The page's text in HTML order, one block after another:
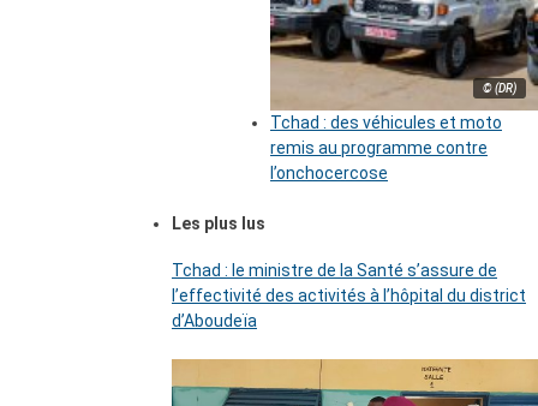
© (DR)
Tchad : des véhicules et moto
remis au programme contre
l’onchocercose
Les plus lus
Tchad : le ministre de la Santé s’assure de
l’effectivité des activités à l’hôpital du district
d’Aboudeïa